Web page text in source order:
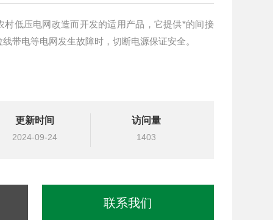
村低压电网改造而开发的适用产品，它提供*的间接
带电等电网发生故障时，切断电源保证安全。
更新时间
2024-09-24
访问量
1403
联系我们